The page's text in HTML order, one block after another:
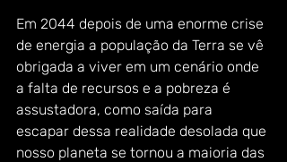
Em 2044 depois de uma enorme crise
de energia a população da Terra se vê
obrigada a viver em um cenário onde
a falta de recursos e a pobreza é
assustadora, como saída para
escapar dessa realidade desolada que
nosso planeta se tornou a maioria das